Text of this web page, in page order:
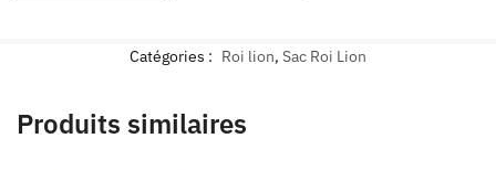
Catégories : Roi lion, Sac Roi Lion
Produits similaires